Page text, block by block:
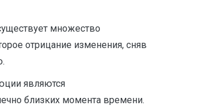
множество
отрицание изменения, сняв
являются
близких момента времени.